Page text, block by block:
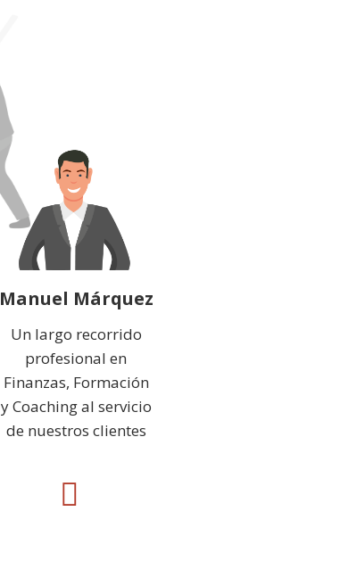
Manuel Márquez
Un largo recorrido
profesional en
Finanzas, Formación
y Coaching al servicio
de nuestros clientes
